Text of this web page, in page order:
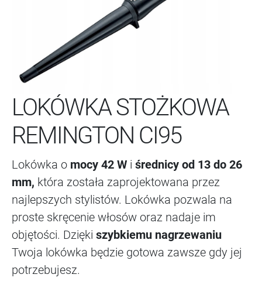
LOKÓWKA STOŻKOWA
REMINGTON CI95
Lokówka o mocy 42 W i średnicy od 13 do 26
mm, która została zaprojektowana przez
najlepszych stylistów. Lokówka pozwala na
proste skręcenie włosów oraz nadaje im
objętości. Dzięki szybkiemu nagrzewaniu
Twoja lokówka będzie gotowa zawsze gdy jej
potrzebujesz.